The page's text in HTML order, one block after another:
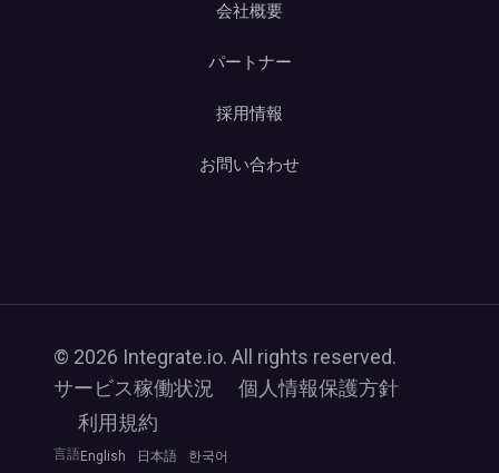
会社概要
パートナー
採用情報
お問い合わせ
© 2026 Integrate.io. All rights reserved.
サービス稼働状況
個人情報保護方針
利用規約
言語 English 日本語 한국어